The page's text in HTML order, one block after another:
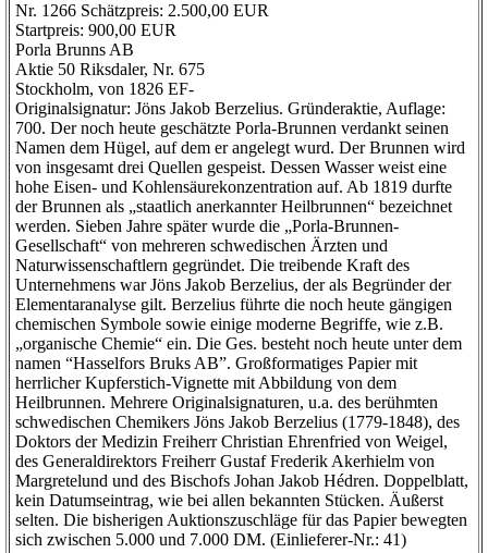
Nr. 1266 Schätzpreis: 2.500,00 EUR
Startpreis: 900,00 EUR
Porla Brunns AB
Aktie 50 Riksdaler, Nr. 675
Stockholm, von 1826 EF-
Originalsignatur: Jöns Jakob Berzelius. Gründeraktie, Auflage:
700. Der noch heute geschätzte Porla-Brunnen verdankt seinen
Namen dem Hügel, auf dem er angelegt wurd. Der Brunnen wird
von insgesamt drei Quellen gespeist. Dessen Wasser weist eine
hohe Eisen- und Kohlensäurekonzentration auf. Ab 1819 durfte
der Brunnen als „staatlich anerkannter Heilbrunnen“ bezeichnet
werden. Sieben Jahre später wurde die „Porla-Brunnen-
Gesellschaft“ von mehreren schwedischen Ärzten und
Naturwissenschaftlern gegründet. Die treibende Kraft des
Unternehmens war Jöns Jakob Berzelius, der als Begründer der
Elementaranalyse gilt. Berzelius führte die noch heute gängigen
chemischen Symbole sowie einige moderne Begriffe, wie z.B.
„organische Chemie“ ein. Die Ges. besteht noch heute unter dem
namen “Hasselfors Bruks AB”. Großformatiges Papier mit
herrlicher Kupferstich-Vignette mit Abbildung von dem
Heilbrunnen. Mehrere Originalsignaturen, u.a. des berühmten
schwedischen Chemikers Jöns Jakob Berzelius (1779-1848), des
Doktors der Medizin Freiherr Christian Ehrenfried von Weigel,
des Generaldirektors Freiherr Gustaf Frederik Akerhielm von
Margretelund und des Bischofs Johan Jakob Hédren. Doppelblatt,
kein Datumseintrag, wie bei allen bekannten Stücken. Äußerst
selten. Die bisherigen Auktionszuschläge für das Papier bewegten
sich zwischen 5.000 und 7.000 DM. (Einlieferer-Nr.: 41)